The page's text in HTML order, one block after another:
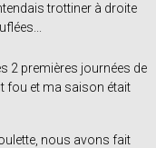
trottiner à droite
2 premières journées de
fou et ma saison était
nous avons fait